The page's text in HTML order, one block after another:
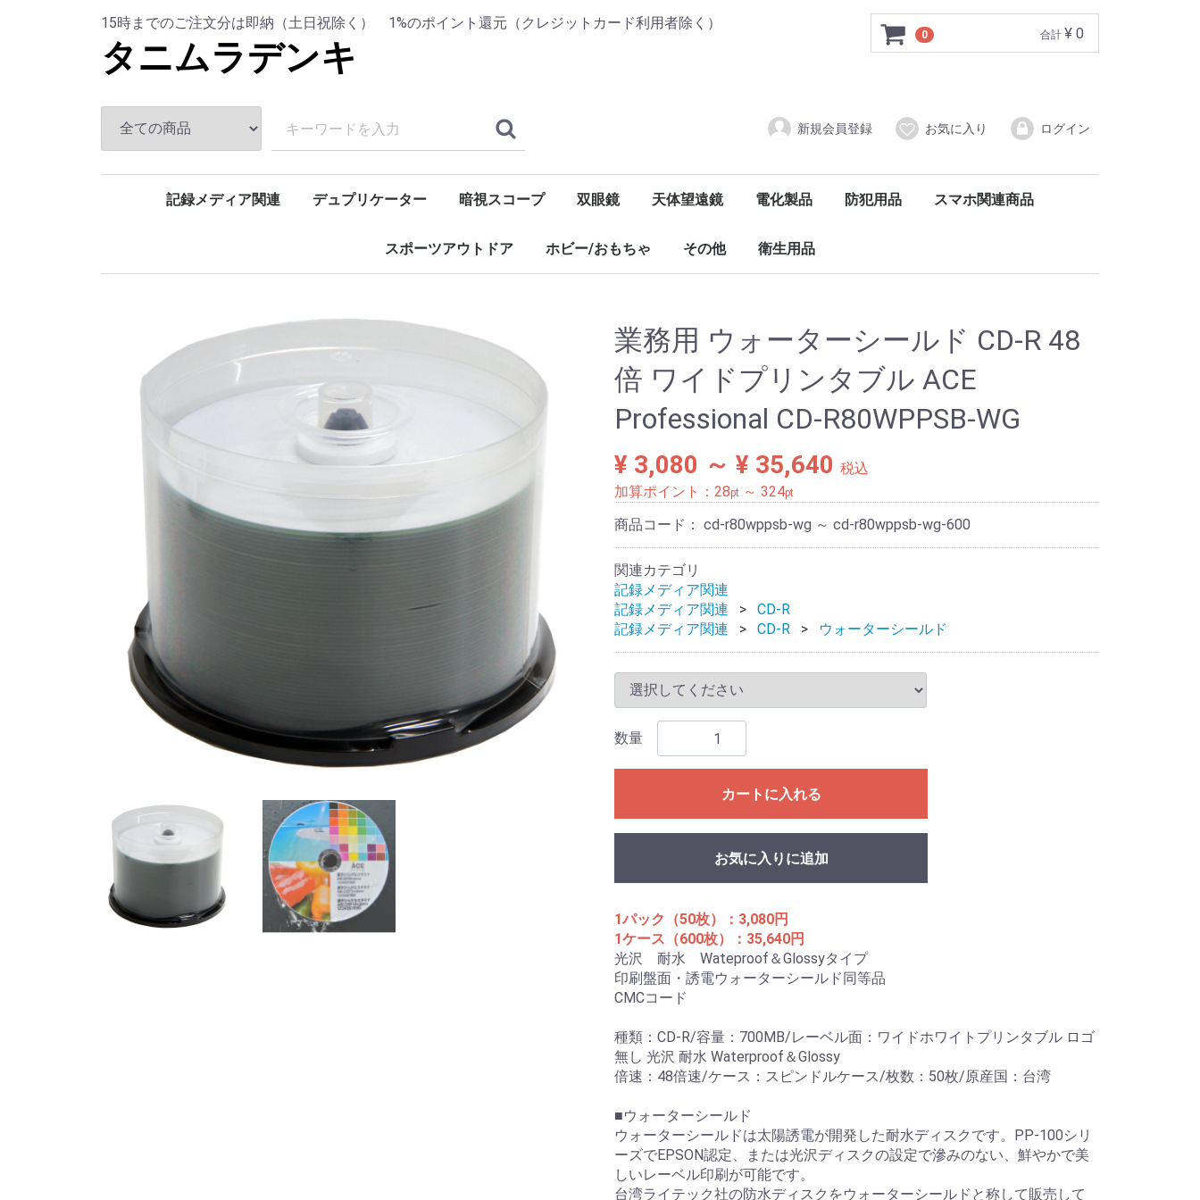
15時までのご注文分は即納（土日祝除く） 1%のポイント還元（クレジットカード利用者除く）
タニムラデンキ
0 合計 ¥ 0
新規会員登録 お気に入り ログイン
記録メディア関連
PIODATA
T - G O D
C M C p r o
ALLWAYS
H I D I S C
バーベイタム
ウォーターシールド
バーベイタム
バーベイタム
PIODATA
バーベイタム
バーベイタム
C M C p r o
T - G O D
ウォーターシールド
PIODATA
バーベイタム
L a z o s
ウォーターシールド
ウォータープルーフ
PIODATA
ウォータープルーフ
BDデユプリケーター
不織布ケース
プラケース
トールケース
EPSON純正インク CANONリサイクルインク 351/350シリーズ
326/325シリーズ
EPSONリサイクルインク 70シリーズ
50シリーズ
CANON互換インク 371/370シリーズ
351/350シリーズ
326/325シリーズ
321/320シリーズ
EPSON互換インク 50シリーズ
PLEXTORドライブ
デュプリケーター
ACARD DVDデュプリケーターVINPOWER DVDデュプリケーター
PIODATA DVDデュプリケーター
BDデュプリケーター
暗視スコープ
Kenko
YUKON
NASHICA
tasco
双眼鏡
Kenko
MIZAR
天体望遠鏡
tasco
MIZAR
アクセサリー
電化製品
オーディオ
映像家電
季節家電
調理家電
PC家電
健康家電
その他家電
防犯用品 スマホ関連商品
スポーツアウトドア ホビー/おもちゃ その他 衛生用品
業務用 ウォーターシールド CD-R 48
倍 ワイドプリンタブル ACE
Professional CD-R80WPPSB-WG
¥ 3,080 ～ ¥ 35,640 税込
加算ポイント： 28pt ～ 324pt
商品コード： cd-r80wppsb-wg ～ cd-r80wppsb-wg-600
関連カテゴリ
記録メディア関連
記録メディア関連
CD-R
記録メディア関連
CD-R ウォーターシールド
数量
カートに入れる
お気に入りに追加
1パック（50枚）：3,080円
1ケース（600枚）：35,640円
光沢 耐水 Wateproof＆Glossyタイプ
印刷盤面・誘電ウォーターシールド同等品
CMCコード
種類：CD-R/容量：700MB/レーベル面：ワイドホワイトプリンタブル ロゴ
無し 光沢 耐水 Waterproof＆Glossy
倍速：48倍速/ケース：スピンドルケース/枚数：50枚/原産国：台湾
■ウォーターシールド
ウォーターシールドは太陽誘電が開発した耐水ディスクです。PP-100シリ
ーズでEPSON認定、または光沢ディスクの設定で滲みのない、鮮やかで美
しいレーベル印刷が可能です。
台湾ライテック社の防水ディスクをウォーターシールドと称して販売して